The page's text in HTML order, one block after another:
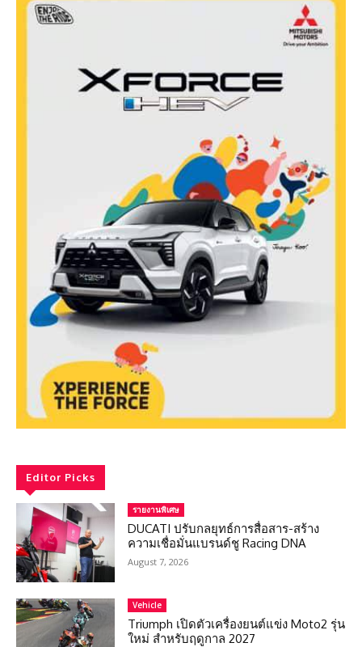
Editor Picks
รายงานพิเศษ
DUCATI ปรับกลยุทธ์การสื่อสาร-สร้าง
ความเชื่อมั่นแบรนด์ชู Racing DNA
August 7, 2026
Vehicle
Triumph เปิดตัวเครื่องยนต์แข่ง Moto2 รุ่น
ใหม่ สำหรับฤดูกาล 2027